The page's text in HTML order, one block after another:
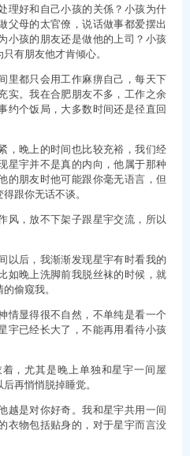
理好和自己小孩的关係？小孩为什
父母的太官僚，说话做事都爱摆出
小孩的朋友还是做他的上司？小孩
有朋友他才肯倾心。
里都只会用工作麻痹自己，每天下
实。我在合肥朋友不多，工作之余
约个饭局，大多数时间还是径直回
，晚上的时间也比较充裕，我们经
星宇并不是真的内向，他属于那种
的朋友时他可能跟你毫无语言，但
跟你无话不谈。
风，放不下架子跟星宇交流，所以
以后，我渐渐发现星宇有时看我的
如晚上洗脚前我脱丝袜的时候，就
偷窥我。
情显得很不自然，不单纯是看一个
宇已经长大了，不能再用看待小孩
，尤其是晚上单独和星宇一间屋
再悄悄脱掉睡觉。
越是对你好奇。我和星宇共用一间
衣物包括贴身的，对于星宇而言没